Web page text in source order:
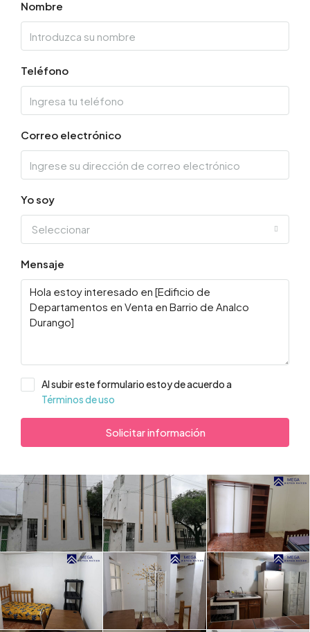
Nombre
Teléfono
Correo electrónico
Yo soy
Seleccionar
Mensaje
Al subir este formulario estoy de acuerdo a
Términos de uso
Solicitar información